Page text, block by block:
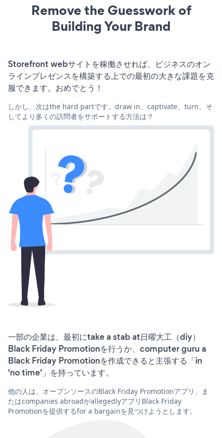
Remove the Guesswork of
Building Your Brand
Storefront webサイトを稼働させれば、ビジネスのオン
ラインプレゼンスを構築する上での最初の大きな課題を克
服できます。おめでとう！
しかし、次はthe hard partです。draw in、captivate、turn、そ
してより多くの訪問者をサポートする方法は？
一部の企業は、最初にtake a stab at日曜大工（diy）
Black Friday Promotionを行うか、computer guru a
Black Friday Promotionを作成できると主張する「in
'no time'」を持っています。
他の人は、オープンソースのBlack Friday Promotionアプリ、ま
たはcompanies abroadがallegedlyアプリBlack Friday
Promotionを提供するfor a bargainを見つけようとします。